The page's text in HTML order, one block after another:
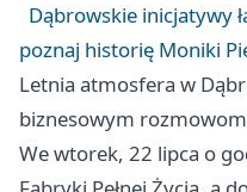
Dąbrowskie inicjatywy
poznaj historię Moniki
Letnia atmosfera w
biznesowym
We wtorek, 22 lipca o